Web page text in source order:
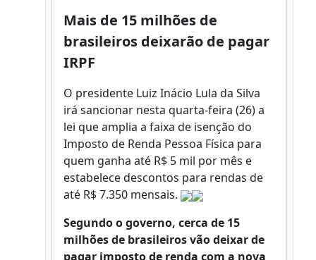
Mais de 15 milhões de
brasileiros deixarão de pagar
IRPF
O presidente Luiz Inácio Lula da Silva
irá sancionar nesta quarta-feira (26) a
lei que amplia a faixa de isenção do
Imposto de Renda Pessoa Física para
quem ganha até R$ 5 mil por mês e
estabelece descontos para rendas de
até R$ 7.350 mensais.
Segundo o governo, cerca de 15
milhões de brasileiros vão deixar de
pagar imposto de renda com a nova